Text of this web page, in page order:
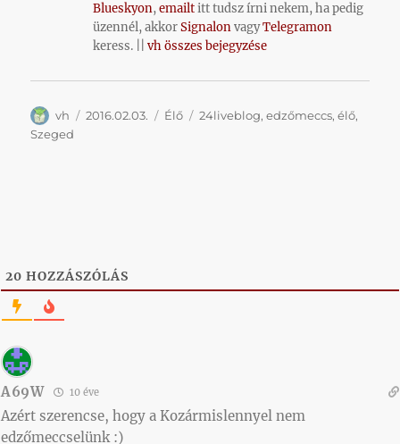
Blueskyon,emailtitt tudsz írni nekem, ha pedig
üzennél, akkorSignalonvagyTelegramon
keress. ||vh összes bejegyzése
Szerző
vh Közzétéve
2016.02.03. Kategória
Élő Címke
24liveblog,edzőmeccs,élő,
Szeged
20 HOZZÁSZÓLÁS
A69W 10 éve
Azért szerencse, hogy a Kozármislennyel nem
edzőmeccselünk :)